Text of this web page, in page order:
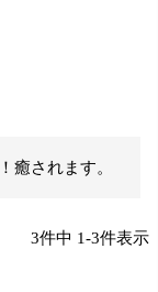
癒されます。
3件中 1-3件表示